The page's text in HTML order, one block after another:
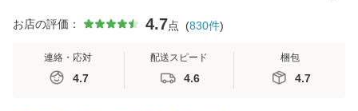
お店の評価： 4.7点 (830件)
連絡・応対
4.7
配送スピード
4.6
梱包
4.7